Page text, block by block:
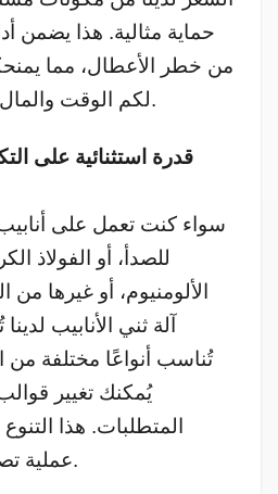
حماية مثالية. هذا يضمن
من خطر الأعطال، مما
لكم الوقت والمال اللازمين للإصلاحات.
قدرة استثنائية على
سواء كنت تعمل على أنابيب
للصدأ، أو الفولاذ
الألومنيوم، أو غيرها من
آلة ثني الأنابيب
تُناسب أنواعًا مختلفة من
يُمكنك تغيير
المتطلبات. هذا
عملية تصنيع أو تشغيل معادن.